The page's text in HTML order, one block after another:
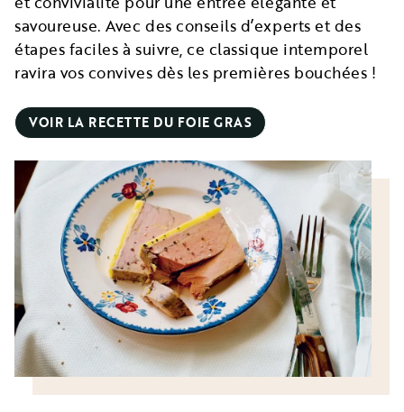
savoureuse. Avec des conseils d’experts et des
étapes faciles à suivre, ce classique intemporel
ravira vos convives dès les premières bouchées !
VOIR LA RECETTE DU FOIE GRAS